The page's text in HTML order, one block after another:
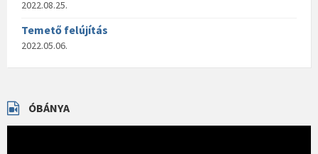
2022.08.25.
Temető felújítás
2022.05.06.
ÓBÁNYA